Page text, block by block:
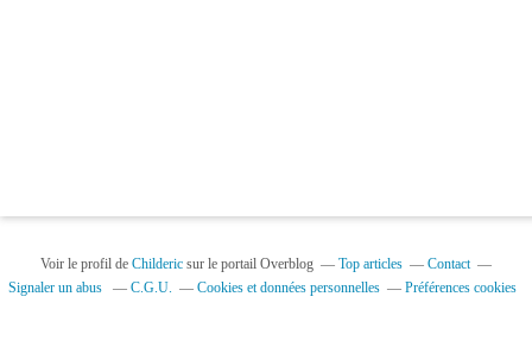
Voir le profil de Childeric sur le portail Overblog Top articles
Contact
Signaler un abus
C.G.U. Cookies et données personnelles Préférences cookies